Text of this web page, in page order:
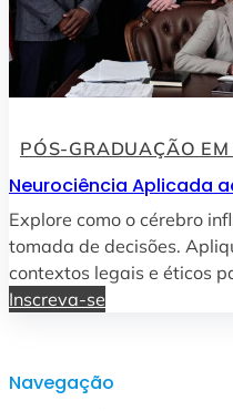
PÓS-GRADUAÇÃO EM
Neurociência Aplicada
Explore como o cérebro
tomada de decisões.
contextos legais e éticos
Inscreva-se
Navegação